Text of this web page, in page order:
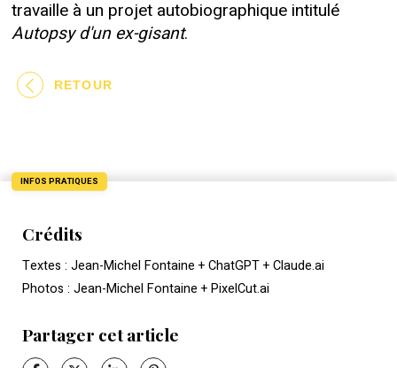
travaille à un projet autobiographique intitulé
Autopsy d'un ex-gisant.
RETOUR
INFOS PRATIQUES
Crédits
Textes : Jean-Michel Fontaine + ChatGPT + Claude.ai
Photos : Jean-Michel Fontaine + PixelCut.ai
Partager cet article